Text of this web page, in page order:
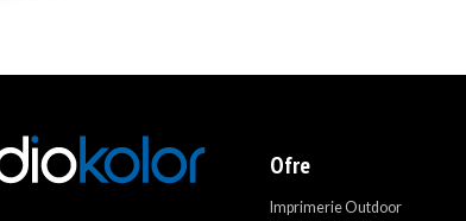
Ofre
Imprimerie Outdoor